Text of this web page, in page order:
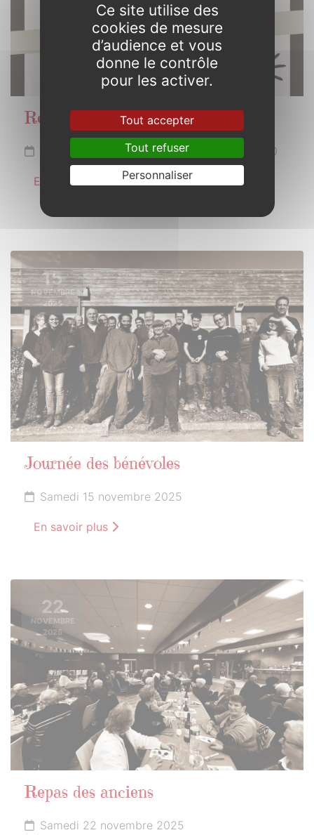
Réunion publique
Vendredi 17 octobre 2025 de 19h00 à 20h30
En savoir plus
15
NOVEMBRE
2025
Journée des bénévoles
Samedi 15 novembre 2025
En savoir plus
22
NOVEMBRE
2025
Repas des anciens
Samedi 22 novembre 2025
Ce site utilise des
cookies de mesure
d’audience et vous
donne le contrôle
pour les activer.
Tout accepter
Tout refuser
Personnaliser